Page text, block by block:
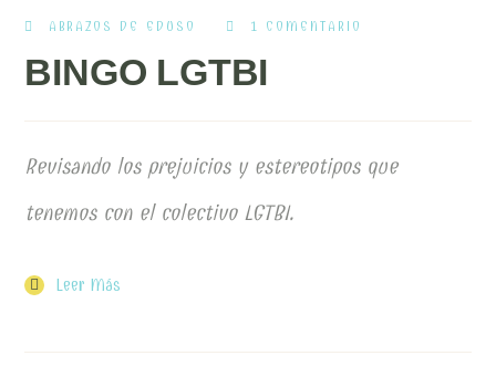
ABRAZOS DE EDUSO 1 COMENTARIO
BINGO LGTBI
Revisando los prejuicios y estereotipos que
tenemos con el colectivo LGTBI.
Leer Más